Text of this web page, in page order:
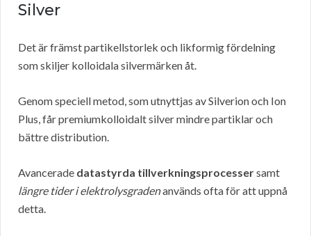
Silver
Det är främst partikellstorlek och likformig fördelning
som skiljer kolloidala silvermärken åt.
Genom speciell metod, som utnyttjas av Silverion och Ion
Plus, får premiumkolloidalt silver mindre partiklar och
bättre distribution.
Avancerade datastyrda tillverkningsprocessersamt
längre tider i elektrolysgradenanvänds ofta för att uppnå
detta.